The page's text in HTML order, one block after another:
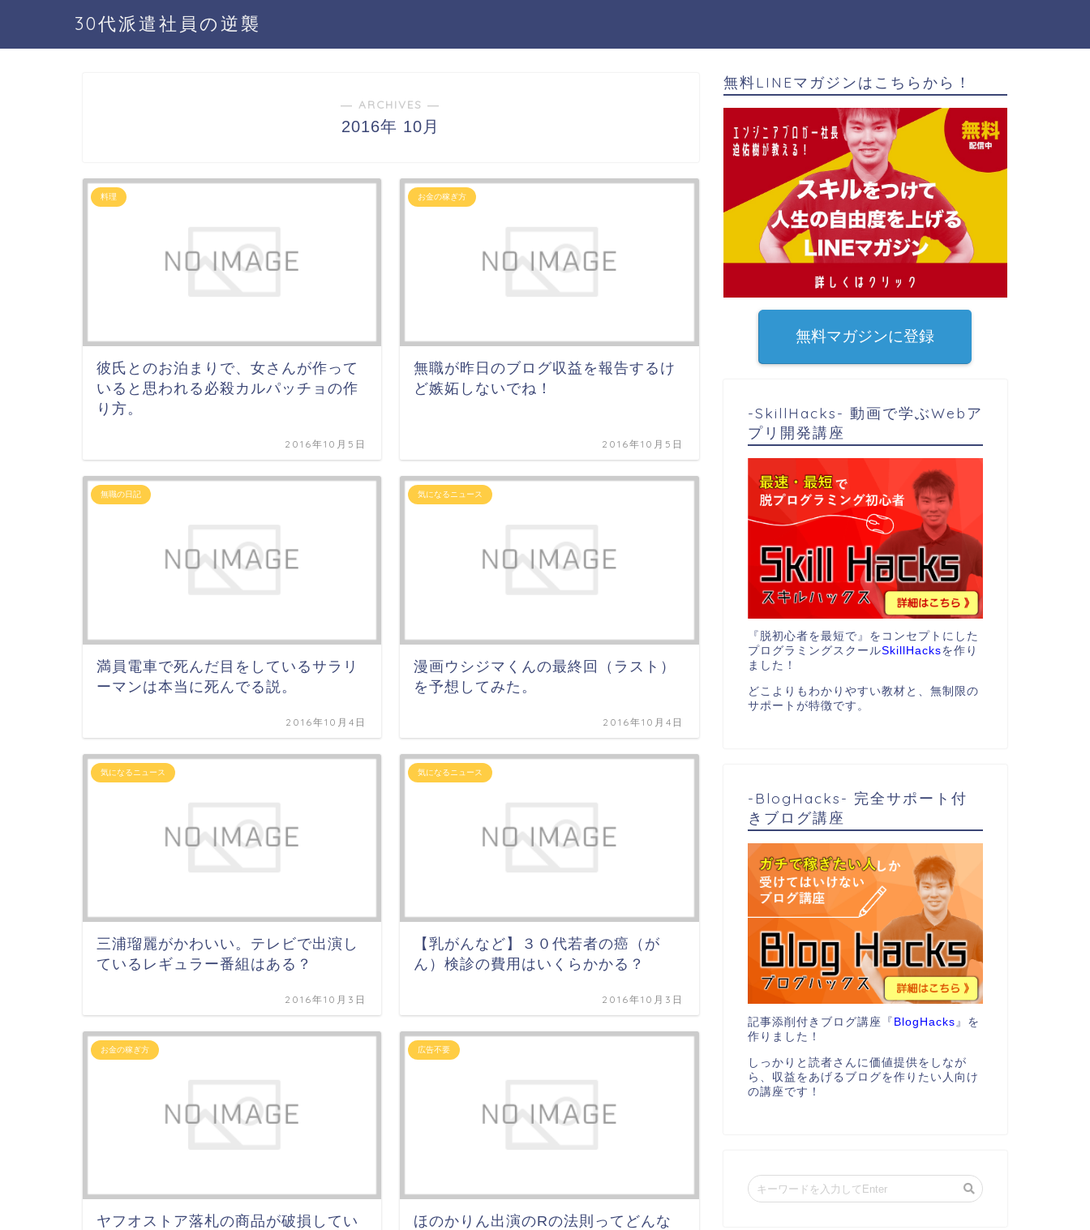
30代派遣社員の逆襲
― ARCHIVES ―
2016年 10月
料理
彼氏とのお泊まりで、女さんが作って
いると思われる必殺カルパッチョの作
り方。
2016年10月5日
お金の稼ぎ方
無職が昨日のブログ収益を報告するけ
ど嫉妬しないでね！
2016年10月5日
無職の日記
満員電車で死んだ目をしているサラリ
ーマンは本当に死んでる説。
2016年10月4日
気になるニュース
漫画ウシジマくんの最終回（ラスト）
を予想してみた。
2016年10月4日
気になるニュース
三浦瑠麗がかわいい。テレビで出演し
ているレギュラー番組はある？
2016年10月3日
気になるニュース
【乳がんなど】３０代若者の癌（が
ん）検診の費用はいくらかかる？
2016年10月3日
お金の稼ぎ方
ヤフオストア落札の商品が破損してい
広告不要
ほのかりん出演のRの法則ってどんな
無料LINEマガジンはこちらから！
無料マガジンに登録
-SkillHacks- 動画で学ぶWebア
プリ開発講座
『脱初心者を最短で』をコンセプトにした
プログラミングスクールSkillHacksを作り
ました！
どこよりもわかりやすい教材と、無制限の
サポートが特徴です。
-BlogHacks- 完全サポート付
きブログ講座
記事添削付きブログ講座『 BlogHacks 』を
作りました！
しっかりと読者さんに価値提供をしなが
ら、収益をあげるブログを作りたい人向け
の講座です！